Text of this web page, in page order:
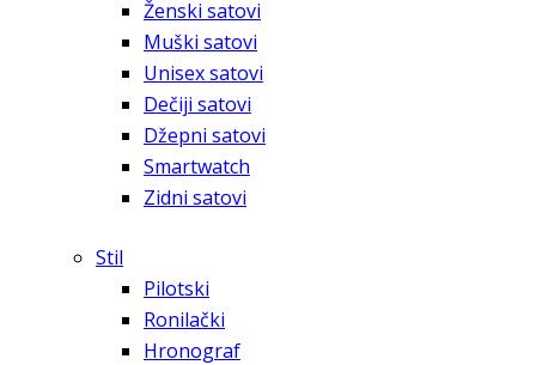
Ženski satovi
Muški satovi
Unisex satovi
Dečiji satovi
Džepni satovi
Smartwatch
Zidni satovi
Stil
Pilotski
Ronilački
Hronograf